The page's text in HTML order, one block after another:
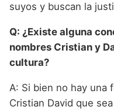
suyos y buscan la
Q: ¿Existe alguna
nombres Cristian y
cultura?
A: Si bien no hay una
Cristian David que